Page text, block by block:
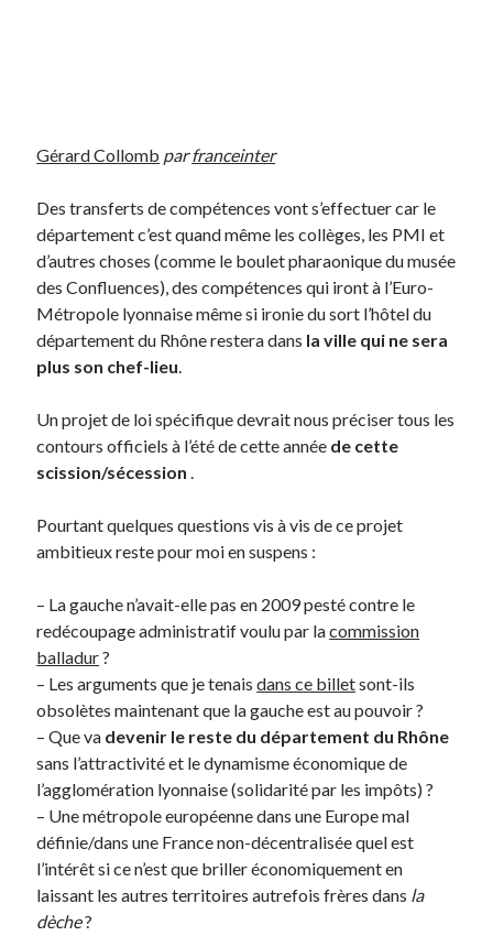
Gérard Collomb parfranceinter
Des transferts de compétences vont s’effectuer car le
département c’est quand même les collèges, les PMI et
d’autres choses (comme le boulet pharaonique du musée
des Confluences), des compétences qui iront à l’Euro-
Métropole lyonnaise même si ironie du sort l’hôtel du
département du Rhône restera dans la ville qui ne sera
plus son chef-lieu.
Un projet de loi spécifique devrait nous préciser tous les
contours officiels à l’été de cette année de cette
scission/sécession .
Pourtant quelques questions vis à vis de ce projet
ambitieux reste pour moi en suspens :
– La gauche n’avait-elle pas en 2009 pesté contre le
redécoupage administratif voulu par lacommission
balladur?
– Les arguments que je tenaisdans ce billetsont-ils
obsolètes maintenant que la gauche est au pouvoir ?
– Que va devenir le reste du département du Rhône
sans l’attractivité et le dynamisme économique de
l’agglomération lyonnaise (solidarité par les impôts) ?
– Une métropole européenne dans une Europe mal
définie/dans une France non-décentralisée quel est
l’intérêt si ce n’est que briller économiquement en
laissant les autres territoires autrefois frères dans la
dèche?